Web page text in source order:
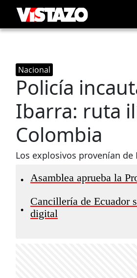
Nacional
Policía
Ibarra: ruta
Colombia
Los explosivos provenían
• Asamblea aprueba la
•
Cancillería de Ecuador
digital